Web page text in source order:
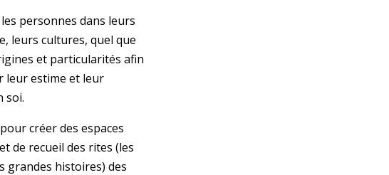
personnes dans leurs
leurs cultures, quel que
et particularités afin
leur estime et leur
soi.
créer des espaces
de recueil des rites (les
grandes histoires) des